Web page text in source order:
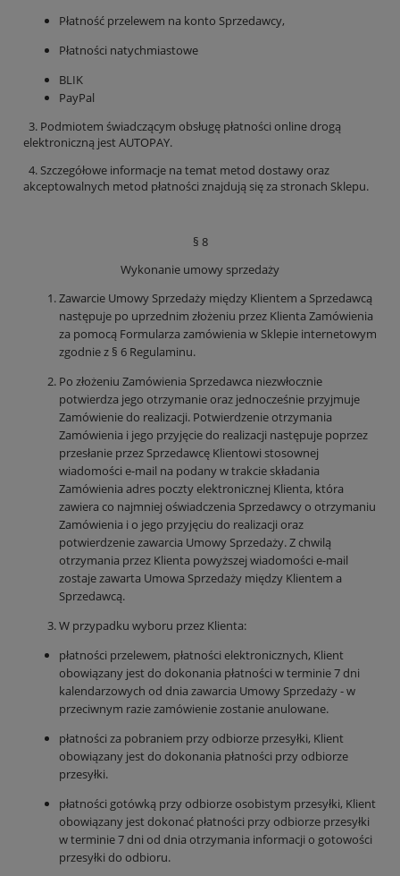
Płatność przelewem na konto Sprzedawcy,
Płatności natychmiastowe
BLIK
PayPal
3. Podmiotem świadczącym obsługę płatności online drogą
elektroniczną jest AUTOPAY.
4. Szczegółowe informacje na temat metod dostawy oraz
akceptowalnych metod płatności znajdują się za stronach Sklepu.
§ 8
Wykonanie umowy sprzedaży
Zawarcie Umowy Sprzedaży między Klientem a Sprzedawcą
następuje po uprzednim złożeniu przez Klienta Zamówienia
za pomocą Formularza zamówienia w Sklepie internetowym
zgodnie z § 6 Regulaminu.
Po złożeniu Zamówienia Sprzedawca niezwłocznie
potwierdza jego otrzymanie oraz jednocześnie przyjmuje
Zamówienie do realizacji. Potwierdzenie otrzymania
Zamówienia i jego przyjęcie do realizacji następuje poprzez
przesłanie przez Sprzedawcę Klientowi stosownej
wiadomości e-mail na podany w trakcie składania
Zamówienia adres poczty elektronicznej Klienta, która
zawiera co najmniej oświadczenia Sprzedawcy o otrzymaniu
Zamówienia i o jego przyjęciu do realizacji oraz
potwierdzenie zawarcia Umowy Sprzedaży. Z chwilą
otrzymania przez Klienta powyższej wiadomości e-mail
zostaje zawarta Umowa Sprzedaży między Klientem a
Sprzedawcą.
W przypadku wyboru przez Klienta:
płatności przelewem, płatności elektronicznych, Klient
obowiązany jest do dokonania płatności w terminie 7 dni
kalendarzowych od dnia zawarcia Umowy Sprzedaży - w
przeciwnym razie zamówienie zostanie anulowane.
płatności za pobraniem przy odbiorze przesyłki, Klient
obowiązany jest do dokonania płatności przy odbiorze
przesyłki.
płatności gotówką przy odbiorze osobistym przesyłki, Klient
obowiązany jest dokonać płatności przy odbiorze przesyłki
w terminie 7 dni od dnia otrzymania informacji o gotowości
przesyłki do odbioru.